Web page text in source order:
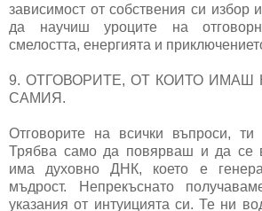
зависимост от собствения си
да научиш уроците на
смелостта, енергията и
9. ОТГОВОРИТЕ, ОТ КОИТО ИМАШ
САМИЯ.
Отговорите на всички въпроси,
Трябва само да повярваш и да се
има духовно ДНК, което е
мъдрост. Непрекъснато
указания от интуицията си. Те ни